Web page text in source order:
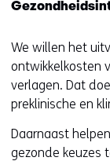
We willen het
ontwikkelkosten
verlagen. Dat
preklinische en
Daarnaast
gezonde keuzes